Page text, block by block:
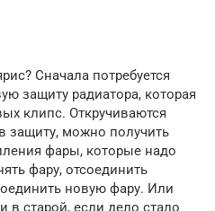
Сначала потребуется
защиту радиатора, которая
клипс. Откручиваются
защиту, можно получить
фары, которые надо
фару, отсоединить
новую фару. Или
в старой, если дело стало